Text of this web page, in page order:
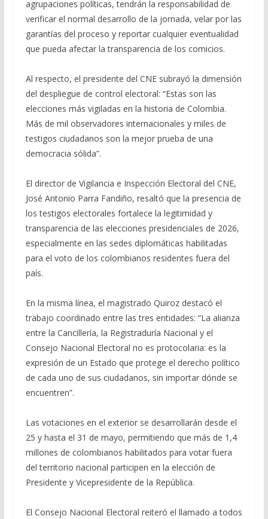
agrupaciones políticas, tendrán la responsabilidad de
verificar el normal desarrollo de la jornada, velar por las
garantías del proceso y reportar cualquier eventualidad
que pueda afectar la transparencia de los comicios.
Al respecto, el presidente del CNE subrayó la dimensión
del despliegue de control electoral: “Estas son las
elecciones más vigiladas en la historia de Colombia.
Más de mil observadores internacionales y miles de
testigos ciudadanos son la mejor prueba de una
democracia sólida”.
El director de Vigilancia e Inspección Electoral del CNE,
José Antonio Parra Fandiño, resaltó que la presencia de
los testigos electorales fortalece la legitimidad y
transparencia de las elecciones presidenciales de 2026,
especialmente en las sedes diplomáticas habilitadas
para el voto de los colombianos residentes fuera del
país.
En la misma línea, el magistrado Quiroz destacó el
trabajo coordinado entre las tres entidades: “La alianza
entre la Cancillería, la Registraduría Nacional y el
Consejo Nacional Electoral no es protocolaria: es la
expresión de un Estado que protege el derecho político
de cada uno de sus ciudadanos, sin importar dónde se
encuentren”.
Las votaciones en el exterior se desarrollarán desde el
25 y hasta el 31 de mayo, permitiendo que más de 1,4
millones de colombianos habilitados para votar fuera
del territorio nacional participen en la elección de
Presidente y Vicepresidente de la República.
El Consejo Nacional Electoral reiteró el llamado a todos